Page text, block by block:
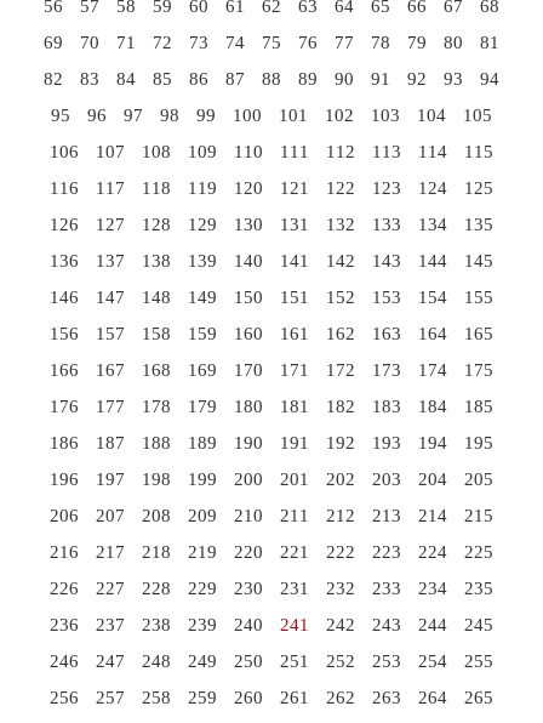
56
57 58 59 60 61 62 63 64 65 66 67
68
69
70 71 72 73 74 75 76 77 78 79 80
81
82
83 84 85 86 87 88 89 90 91 92 93
94
95
96 97 98 99 100 101 102 103 104
105
106
107 108 109 110 111 112 113 114
115
116
117 118 119 120 121 122 123 124
125
126
127 128 129 130 131 132 133 134
135
136
137 138 139 140 141 142 143 144
145
146
147 148 149 150 151 152 153 154
155
156
157 158 159 160 161 162 163 164
165
166
167 168 169 170 171 172 173 174
175
176
177 178 179 180 181 182 183 184
185
186
187 188 189 190 191 192 193 194
195
196
197 198 199 200 201 202 203 204
205
206
207 208 209 210 211 212 213 214
215
216
217 218 219 220 221 222 223 224
225
226
227 228 229 230 231 232 233 234
235
236
237 238 239 240 241 242 243 244
245
246
247 248 249 250 251 252 253 254
255
256
257 258 259 260 261 262 263 264
265